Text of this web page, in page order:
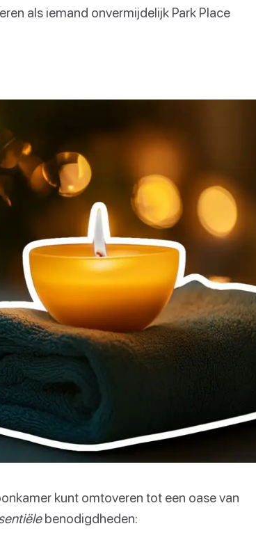
als iemand onvermijdelijk Park Place
kunt omtoveren tot een oase van
benodigdheden: